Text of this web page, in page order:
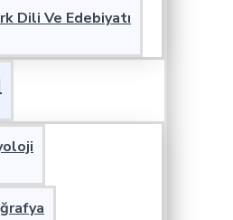
Dili Ve Edebiyatı